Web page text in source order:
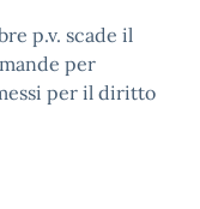
p.v. scade il
per
per il diritto